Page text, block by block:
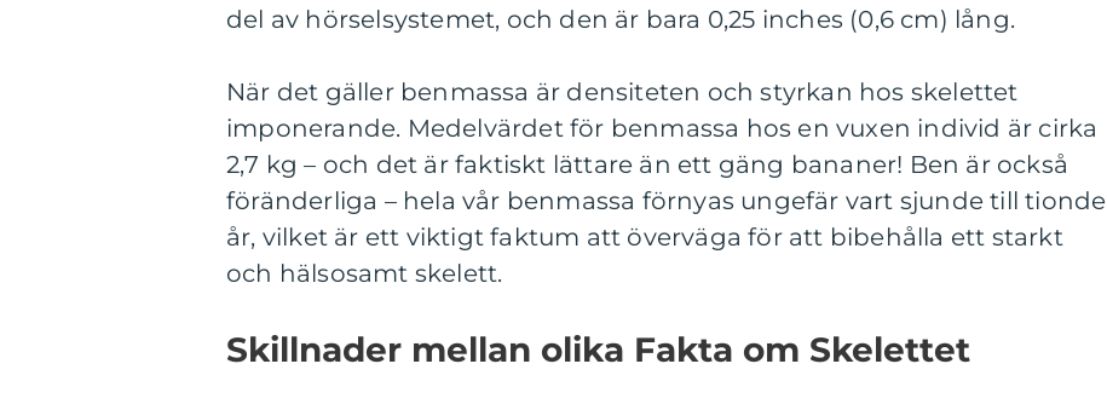
del av hörselsystemet, och den är bara 0,25 inches (0,6 cm) lång.
När det gäller benmassa är densiteten och styrkan hos skelettet
imponerande. Medelvärdet för benmassa hos en vuxen individ är cirka
2,7 kg – och det är faktiskt lättare än ett gäng bananer! Ben är också
föränderliga – hela vår benmassa förnyas ungefär vart sjunde till tionde
år, vilket är ett viktigt faktum att överväga för att bibehålla ett starkt
och hälsosamt skelett.
Skillnader mellan olika Fakta om Skelettet